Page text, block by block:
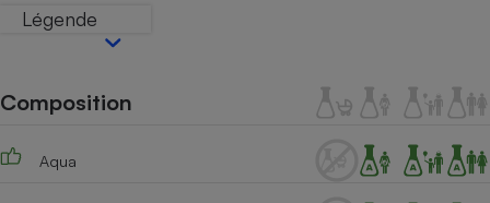
Légende
Composition
Aqua
induction
Téléphone mobile -
Smartphone